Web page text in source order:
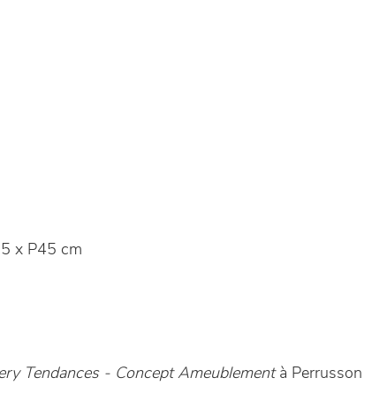
x P45 cm
Tendances - Concept Ameublement à Perrusson